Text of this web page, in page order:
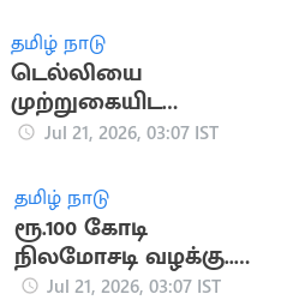
அதிரடி
தமிழ் நாடு
டெல்லியை
முற்றுகையிட
விவசாயிகள் ஆயத்தம்
Jul 21, 2026, 03:07 IST
தமிழ் நாடு
ரூ.100 கோடி
நிலமோசடி வழக்கு..
எம்.ஆர்.விஜயபாசகர்
Jul 21, 2026, 03:07 IST